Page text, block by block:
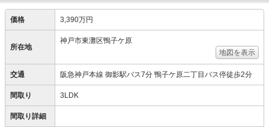
価格 3,390万円
所在地
神戸市東灘区鴨子ケ原
地図を表示
交通 阪急神戸本線 御影駅バス7分 鴨子ケ原二丁目バス停徒歩2分
間取り 3LDK
間取り詳細